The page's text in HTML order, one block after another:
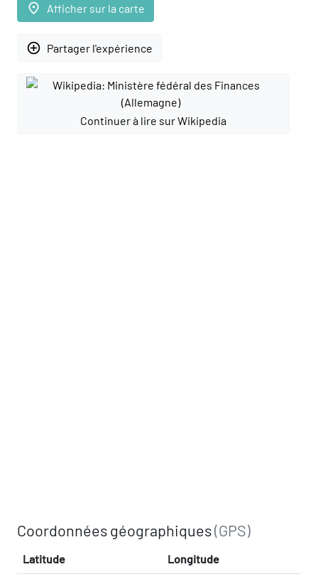
place Afficher sur la carte
add_circle_outline Partager l'expérience
Continuer à lire sur Wikipedia
Coordonnées géographiques(GPS)
Latitude Longitude